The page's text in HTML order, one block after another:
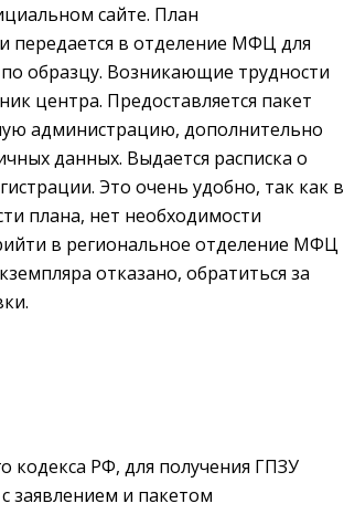
сайте. План
передается в отделение МФЦ для
образцу. Возникающие трудности
центра. Предоставляется пакет
администрацию, дополнительно
данных. Выдается расписка о
Это очень удобно, так как в
плана, нет необходимости
в региональное отделение МФЦ
отказано, обратиться за
кодекса РФ, для получения ГПЗУ
заявлением и пакетом